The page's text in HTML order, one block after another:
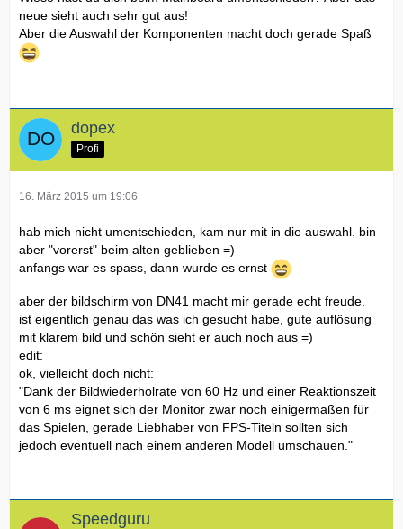
neue sieht auch sehr gut aus!
Aber die Auswahl der Komponenten macht doch gerade Spaß
dopex
Profi
16. März 2015 um 19:06
hab mich nicht umentschieden, kam nur mit in die auswahl. bin
aber "vorerst" beim alten geblieben =)
anfangs war es spass, dann wurde es ernst
aber der bildschirm von DN41 macht mir gerade echt freude.
ist eigentlich genau das was ich gesucht habe, gute auflösung
mit klarem bild und schön sieht er auch noch aus =)
edit:
ok, vielleicht doch nicht:
"Dank der Bildwiederholrate von 60 Hz und einer Reaktionszeit
von 6 ms eignet sich der Monitor zwar noch einigermaßen für
das Spielen, gerade Liebhaber von FPS-Titeln sollten sich
jedoch eventuell nach einem anderen Modell umschauen."
Speedguru